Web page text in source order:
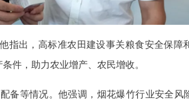
出，高标准农田建设事关粮食安全保障
件，助力农业增产、农民增收。
备等情况。他强调，烟花爆竹行业安全